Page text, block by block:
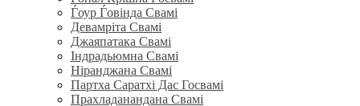
Ѓоур Ѓовінда Свамі
Девамріта Свамі
Джаяпатака Свамі
Індрадьюмна Свамі
Ніранджана Свамі
Партха Саратхі Дас Госвамі
Прахладанандана Свамі